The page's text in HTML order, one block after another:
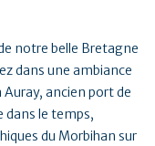
notre belle Bretagne
dans une ambiance
Auray, ancien port de
dans le temps,
du Morbihan sur